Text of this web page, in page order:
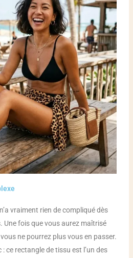
vraiment rien de compliqué dès
Une fois que vous aurez maîtrisé
ne pourrez plus vous en passer.
ce rectangle de tissu est l’un des